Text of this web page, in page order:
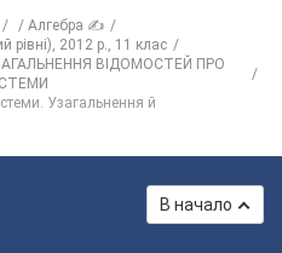
Алгебра ✍
рівні), 2012 р., 11 клас
ВІДОМОСТЕЙ ПРО
Узагальнення й
В начало